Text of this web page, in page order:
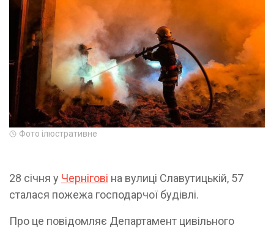
Фото ілюстративне
28 січня у Чернігові на вулиці Славутицькій, 57
сталася пожежа господарчої будівлі.
Про це повідомляє Департамент цивільного